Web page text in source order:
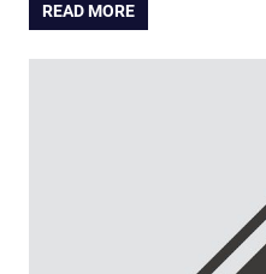
READ MORE